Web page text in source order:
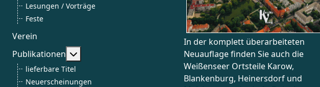
Lesungen / Vorträge
Feste
Verein
Publikationen
Weitere Informationen: Publikationen
lieferbare Titel
Neuerscheinungen
In der komplett überarbeiteten
Neuauflage finden Sie auch die
Weißenseer Ortsteile Karow,
Blankenburg, Heinersdorf und